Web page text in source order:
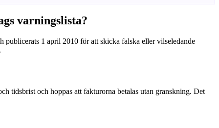
varningslista?
publicerats 1 april 2010 för att skicka falska eller vilseledande
tidsbrist och hoppas att fakturorna betalas utan granskning. Det